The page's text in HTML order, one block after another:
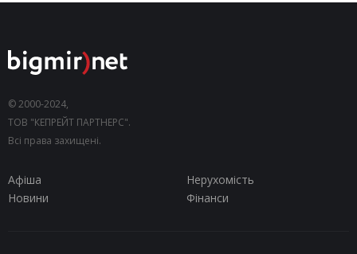
© 2000-2024,
ТОВ "КЕПРЕЙТ ПАРТНЕРС".
Всі права захищені.
Афіша
Нерухомість
Новини
Фінанси